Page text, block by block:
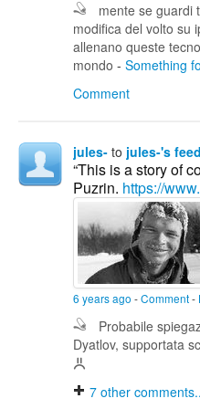
mente se guardi
modifica del volto su
allenano queste
mondo - Something
Comment
jules- to jules-'s feed
“This is a story of
Puzrin. https://
6 years ago -Comment-
Probabile
Dyatlov, supportata
7 other